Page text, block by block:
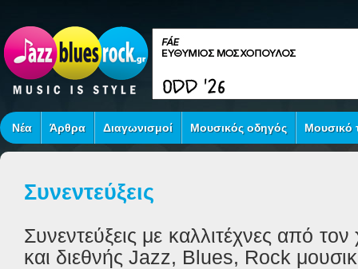
Νέα Άρθρα Διαγωνισμοί Μουσικός οδηγός Μουσικό
Συνεντεύξεις
Συνεντεύξεις με καλλιτέχνες από
και διεθνής Jazz, Blues, Rock